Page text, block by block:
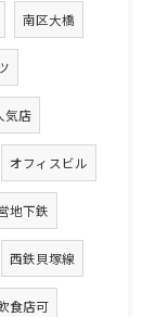
南区大橋
気店
オフィスビル
地下鉄
西鉄貝塚線
食店可